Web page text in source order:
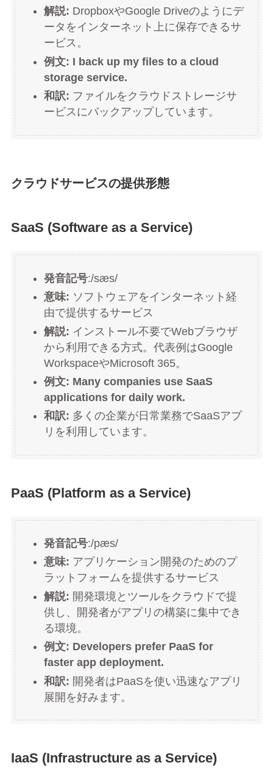
解説: DropboxやGoogle Driveのようにデ
ータをインターネット上に保存できるサ
ービス。
例文: I back up my files to a cloud
storage service.
和訳: ファイルをクラウドストレージサ
ービスにバックアップしています。
クラウドサービスの提供形態
SaaS (Software as a Service)
発音記号:/sæs/
意味: ソフトウェアをインターネット経
由で提供するサービス
解説: インストール不要でWebブラウザ
から利用できる方式。代表例はGoogle
WorkspaceやMicrosoft 365。
例文: Many companies use SaaS
applications for daily work.
和訳: 多くの企業が日常業務でSaaSアプ
リを利用しています。
PaaS (Platform as a Service)
発音記号:/pæs/
意味: アプリケーション開発のためのプ
ラットフォームを提供するサービス
解説: 開発環境とツールをクラウドで提
供し、開発者がアプリの構築に集中でき
る環境。
例文: Developers prefer PaaS for
faster app deployment.
和訳: 開発者はPaaSを使い迅速なアプリ
展開を好みます。
IaaS (Infrastructure as a Service)